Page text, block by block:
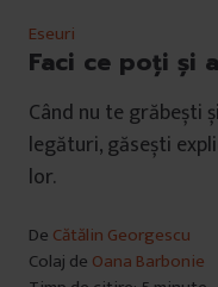
Eseuri
Faci ce poți și
Când nu te grăbești
legături, găsești
lor.
De Cătălin Georgescu
Colaj de Oana Barbonie